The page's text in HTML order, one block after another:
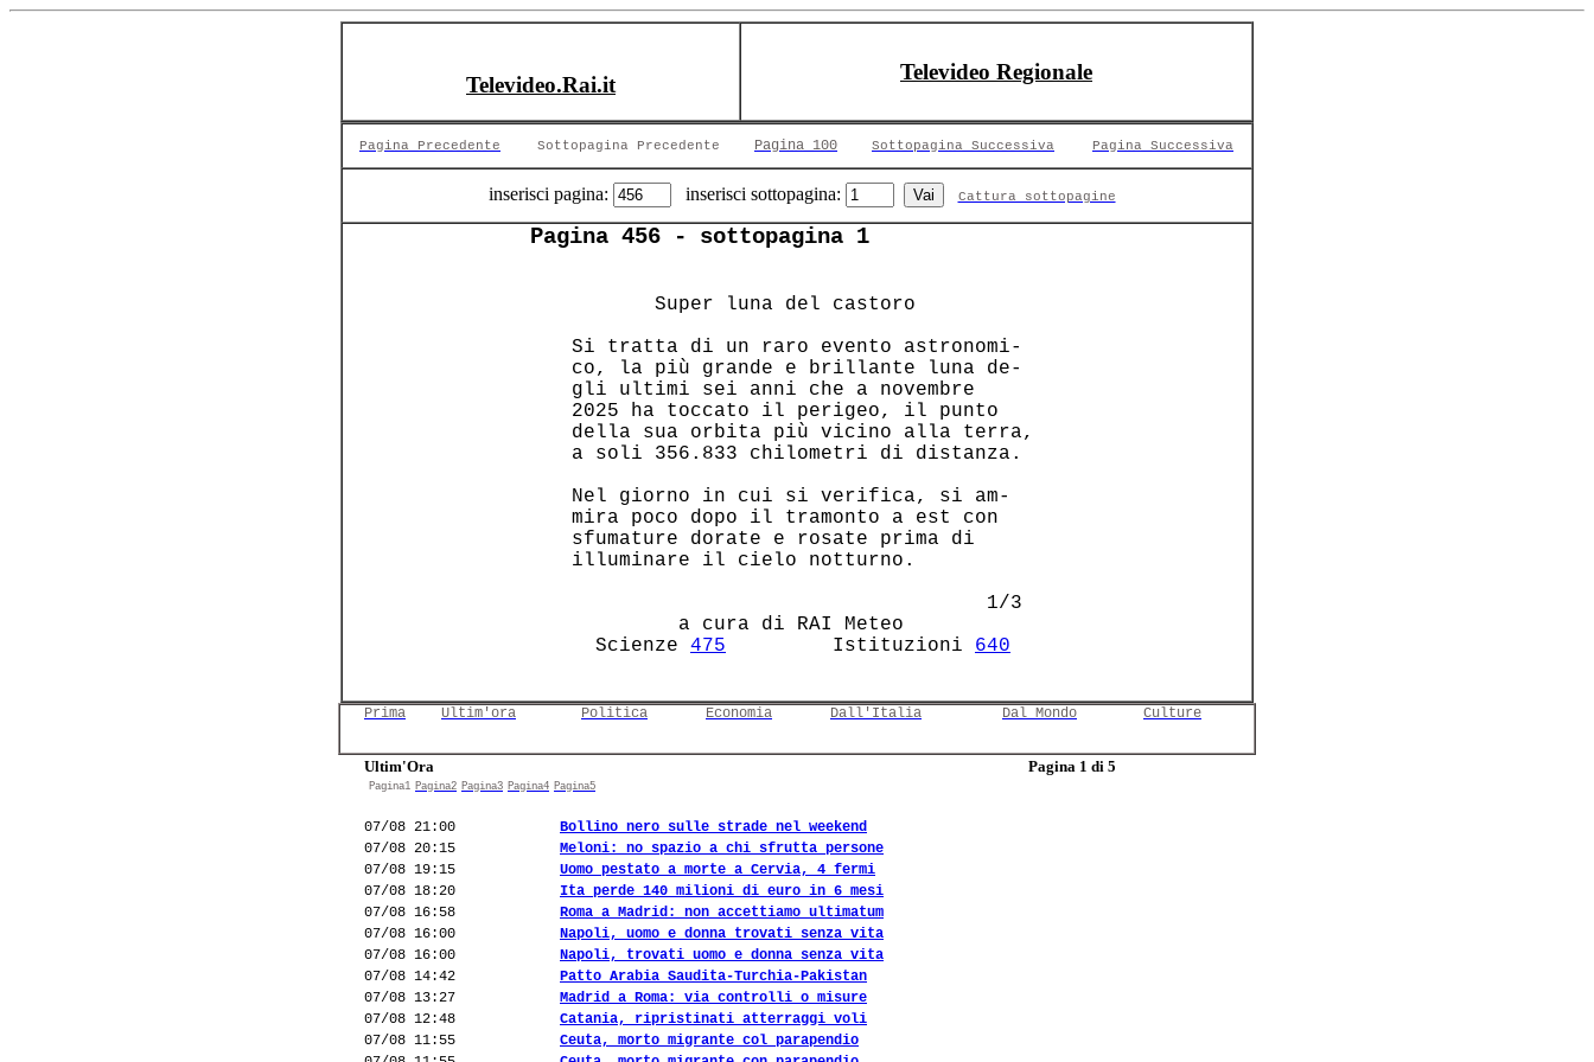
Televideo.Rai.it
Televideo Regionale
Pagina Precedente Sottopagina Precedente Pagina 100 Sottopagina Successiva Pagina Successiva
inserisci pagina: inserisci sottopagina: Cattura sottopagine
Pagina 456 - sottopagina 1
        Super luna del castoro
Si tratta di un raro evento astronomi-
co, la più grande e brillante luna de-
gli ultimi sei anni che a novembre
2025 ha toccato il perigeo, il punto
della sua orbita più vicino alla terra,
a soli 356.833 chilometri di distanza.
Nel giorno in cui si verifica, si am-
mira poco dopo il tramonto a est con
sfumature dorate e rosate prima di
illuminare il cielo notturno.
                                    1/3
          a cura di RAI Meteo
   Scienze
475
         Istituzioni
640
Prima Ultim'ora Politica Economia Dall'Italia Dal Mondo Culture
Ultim'Ora Pagina 1 di 5
Pagina1 Pagina2 Pagina3 Pagina4 Pagina5
07/08 21:00
Bollino nero sulle strade nel weekend
07/08 20:15
Meloni: no spazio a chi sfrutta persone
07/08 19:15
Uomo pestato a morte a Cervia, 4 fermi
07/08 18:20
Ita perde 140 milioni di euro in 6 mesi
07/08 16:58
Roma a Madrid: non accettiamo ultimatum
07/08 16:00
Napoli, uomo e donna trovati senza vita
07/08 16:00
Napoli, trovati uomo e donna senza vita
07/08 14:42
Patto Arabia Saudita-Turchia-Pakistan
07/08 13:27
Madrid a Roma: via controlli o misure
07/08 12:48
Catania, ripristinati atterraggi voli
07/08 11:55
Ceuta, morto migrante col parapendio